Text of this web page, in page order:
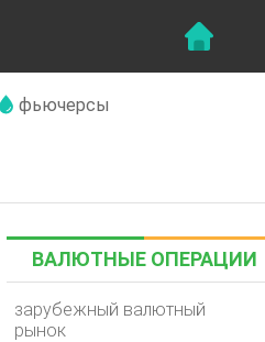
фьючерсы
ВАЛЮТНЫЕ ОПЕРАЦИИ
зарубежный валютный
рынок